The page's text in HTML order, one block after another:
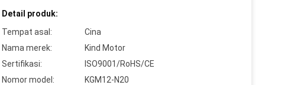
Detail produk:
Tempat asal:
Cina
Nama merek:
Kind Motor
Sertifikasi:
ISO9001/RoHS/CE
Nomor model:
KGM12-N20